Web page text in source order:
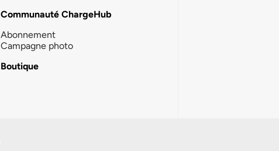
Communauté ChargeHub
Abonnement
Campagne photo
Boutique